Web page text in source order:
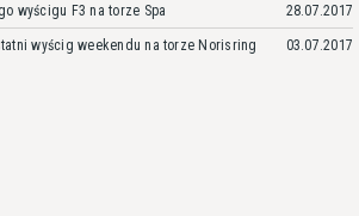
wyścigu F3 na torze Spa 28.07.2017
wyścig weekendu na torze Norisring 03.07.2017